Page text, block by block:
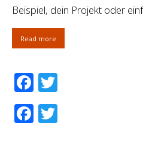
Beispiel, dein Projekt oder
Read more
Facebook
Facebook